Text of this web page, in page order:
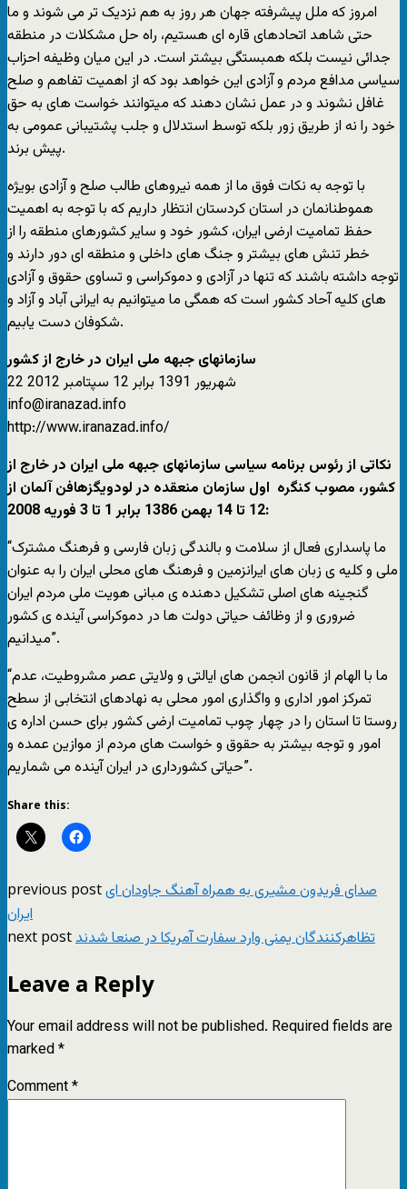
امروز که ملل پیشرفته جهان هر روز به هم نزدیک تر می شوند و ما
حتی شاهد اتحادهای قاره ای هستیم، راه حل مشکلات در منطقه
جدائی نیست بلکه همبستگی بیشتر است. در این میان وظیفه احزاب
سیاسی مدافع مردم و آزادی این خواهد بود که از اهمیت تفاهم و صلح
غافل نشوند و در عمل نشان دهند که میتوانند خواست های به حق
خود را نه از طریق زور بلکه توسط استدلال و جلب پشتیبانی عمومی به
پیش برند.
با توجه به نکات فوق ما از همه نیروهای طالب صلح و آزادی بویژه
هموطنانمان در استان کردستان انتظار داریم که با توجه به اهمیت
حفظ تمامیت ارضی ایران، کشور خود و سایر کشورهای منطقه را از
خطر تنش های بیشتر و جنگ های داخلی و منطقه ای دور دارند و
توجه داشته باشند که تنها در آزادی و دموکراسی و تساوی حقوق و آزادی
های کلیه آحاد کشور است که همگی ما میتوانیم به ایرانی آباد و آزاد و
شکوفان دست یابیم.
سازمانهای جبهه ملی ایران در خارج از کشور
22 شهریور 1391 برابر 12 سپتامبر 2012
info@iranazad.info
http://www.iranazad.info/
نکاتی از رئوس برنامه سیاسی سازمانهای جبهه ملی ایران در خارج از
کشور، مصوب کنگره اول سازمان منعقده در لودویگزهافن آلمان از
12 تا 14 بهمن 1386 برابر 1 تا 3 فوریه 2008:
“ما پاسداری فعال از سلامت و بالندگی زبان فارسی و فرهنگ مشترک
ملی و کليه ی زبان های ايرانزمين و فرهنگ های محلی ايران را به عنوان
گنجينه های اصلی تشکيل دهنده ی مبانی هويت ملی مردم ايران
ضروری و از وظائف حیاتی دولت ها در دموکراسی آینده ی کشور
میدانیم”.
“ما با الهام از قانون انجمن های ایالتی و ولایتی عصر مشروطیت، عدم
تمرکز امور اداری و واگذاری امور محلی به نهادهای انتخابی از سطح
روستا تا استان را در چهار چوب تمامیت ارضی کشور برای حسن اداره ی
امور و توجه بیشتر به حقوق و خواست های مردم از موازین عمده و
حیاتی کشورداری در ایران آینده می شماریم”.
Share this:
previous postصدای فریدون مشیری به همراه آهنگ جاودان ای
ایران
next postتظاهرکنندگان یمنی وارد سفارت آمریکا در صنعا شدند
Leave a Reply
Your email address will not be published. Required fields are
marked*
Comment*